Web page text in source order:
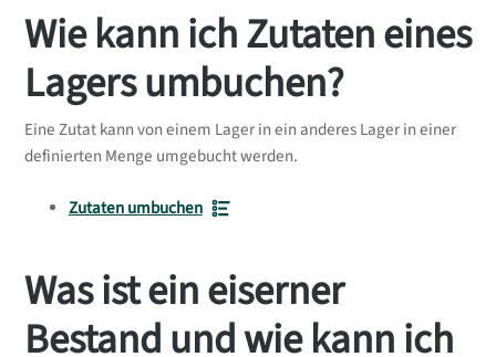
Wie kann ich Zutaten eines
Lagers umbuchen?
Eine Zutat kann von einem Lager in ein anderes Lager in einer
definierten Menge umgebucht werden.
Zutaten umbuchen
Was ist ein eiserner
Bestand und wie kann ich